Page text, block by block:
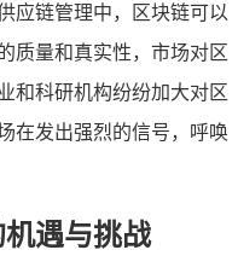
应链管理中，区块链可以
质量和真实性，市场对区
和科研机构纷纷加大对区
在发出强烈的信号，呼唤
遇与挑战